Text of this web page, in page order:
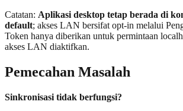
Catatan: Aplikasi desktop tetap berada di
default; akses LAN bersifat opt-in melalui
Token hanya diberikan untuk permintaan
akses LAN diaktifkan.
Pemecahan Masalah
Sinkronisasi tidak berfungsi?